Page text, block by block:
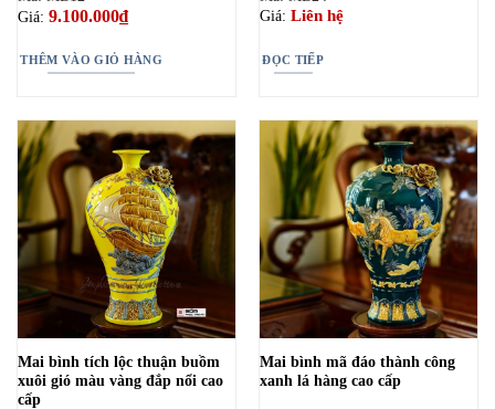
Giá: 9.100.000₫
THÊM VÀO GIỎ HÀNG
Giá: Liên hệ
ĐỌC TIẾP
Mai bình tích lộc thuận buồm
xuôi gió màu vàng đắp nổi cao
cấp
Mai bình mã đáo thành công
xanh lá hàng cao cấp